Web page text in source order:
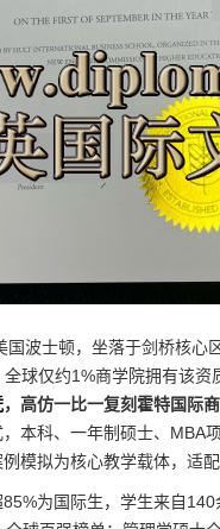
国波士顿，坐落于剑桥核心
球仅约1%商学院拥有该资
，高仿一比一复刻霍特国际商
本科、一年制硕士、
模拟为核心教学载体，适
为国际生，学生来自